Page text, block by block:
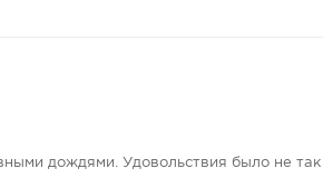
дождями. Удовольствия было не так